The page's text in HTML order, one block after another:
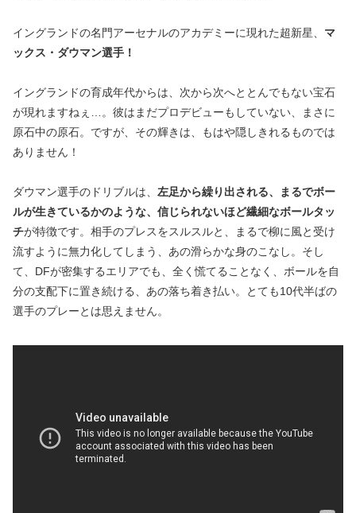
イングランドの名門アーセナルのアカデミーに現れた超新星、 マ
ックス・ダウマン選手！
イングランドの育成年代からは、次から次へととんでもない宝石
が現れますねぇ…。彼はまだプロデビューもしていない、まさに
原石中の原石。ですが、その輝きは、もはや隠しきれるものでは
ありません！
ダウマン選手のドリブルは、 左足から繰り出される、まるでボー
ルが生きているかのような、信じられないほど繊細なボールタッ
チが特徴です。相手のプレスをスルスルと、まるで柳に風と受け
流すように無力化してしまう、あの滑らかな身のこなし。そし
て、DFが密集するエリアでも、全く慌てることなく、ボールを自
分の支配下に置き続ける、あの落ち着き払い。とても10代半ばの
選手のプレーとは思えません。